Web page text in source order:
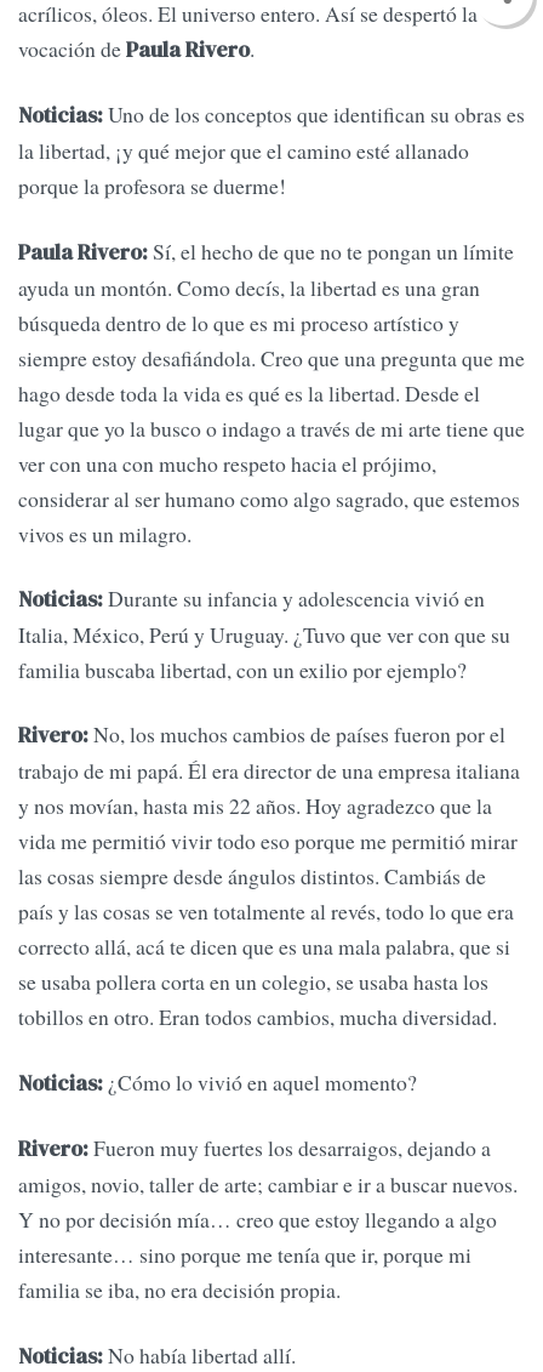
acrílicos, óleos. El universo entero. Así se despertó la
vocación dePaula Rivero.
Noticias:Uno de los conceptos que identifican su obras es
la libertad, ¡y qué mejor que el camino esté allanado
porque la profesora se duerme!
Paula Rivero:Sí, el hecho de que no te pongan un límite
ayuda un montón. Como decís, la libertad es una gran
búsqueda dentro de lo que es mi proceso artístico y
siempre estoy desafiándola. Creo que una pregunta que me
hago desde toda la vida es qué es la libertad. Desde el
lugar que yo la busco o indago a través de mi arte tiene que
ver con una con mucho respeto hacia el prójimo,
considerar al ser humano como algo sagrado, que estemos
vivos es un milagro.
Noticias:Durante su infancia y adolescencia vivió en
Italia, México, Perú y Uruguay. ¿Tuvo que ver con que su
familia buscaba libertad, con un exilio por ejemplo?
Rivero:No, los muchos cambios de países fueron por el
trabajo de mi papá. Él era director de una empresa italiana
y nos movían, hasta mis 22 años. Hoy agradezco que la
vida me permitió vivir todo eso porque me permitió mirar
las cosas siempre desde ángulos distintos. Cambiás de
país y las cosas se ven totalmente al revés, todo lo que era
correcto allá, acá te dicen que es una mala palabra, que si
se usaba pollera corta en un colegio, se usaba hasta los
tobillos en otro. Eran todos cambios, mucha diversidad.
Noticias: ¿Cómo lo vivió en aquel momento?
Rivero:Fueron muy fuertes los desarraigos, dejando a
amigos, novio, taller de arte; cambiar e ir a buscar nuevos.
Y no por decisión mía… creo que estoy llegando a algo
interesante… sino porque me tenía que ir, porque mi
familia se iba, no era decisión propia.
Noticias:No había libertad allí.